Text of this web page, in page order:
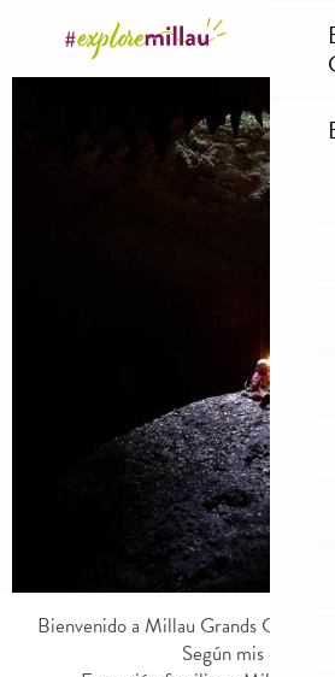
contenu
Bienvenido a Millau Grands Causses
Según mis deseos